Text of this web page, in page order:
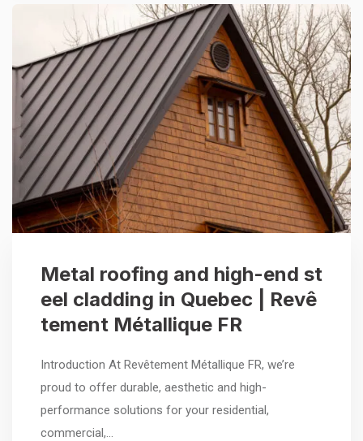
Metal roofing and high-end st
eel cladding in Quebec | Revê
tement Métallique FR
Introduction At Revêtement Métallique FR, we’re
proud to offer durable, aesthetic and high-
performance solutions for your residential,
commercial,…